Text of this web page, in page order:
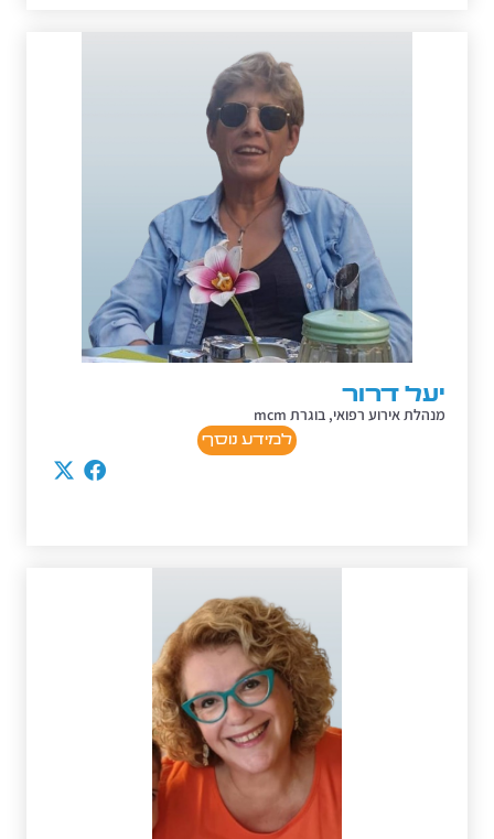
יעל דרור
מנהלת אירוע רפואי, בוגרת mcm
למידע נוסף